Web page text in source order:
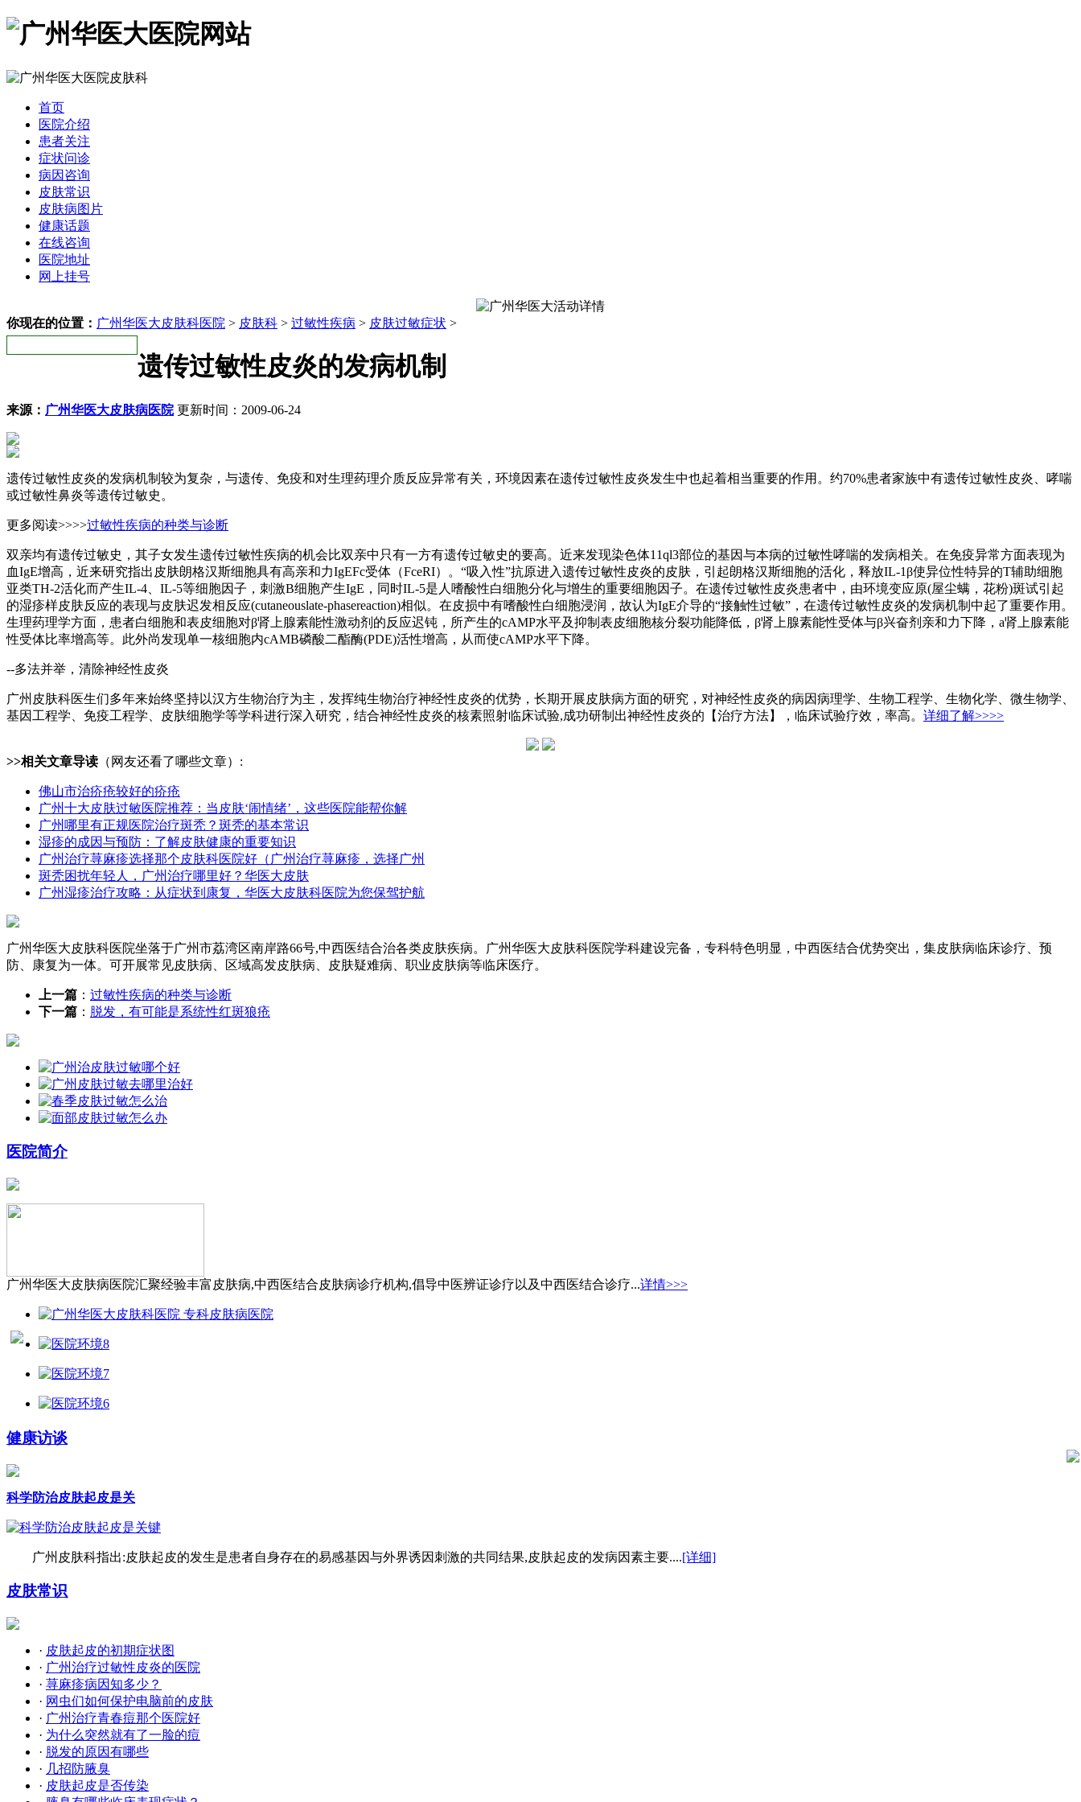
首页
医院介绍
患者关注
症状问诊
病因咨询
皮肤常识
皮肤病图片
健康话题
在线咨询
医院地址
网上挂号
你现在的位置： 广州华医大皮肤科医院 > 皮肤科 > 过敏性疾病 > 皮肤过敏症状 >
遗传过敏性皮炎的发病机制
来源： 广州华医大皮肤病医院更新时间：2009-06-24
遗传过敏性皮炎的发病机制较为复杂，与遗传、免疫和对生理药理介质反应异常有关，环境因素在遗传过敏性皮炎发生中也起着相当重要的作用。约70%患者家族中有遗传过敏性皮炎、哮喘
或过敏性鼻炎等遗传过敏史。
更多阅读>>>>过敏性疾病的种类与诊断
双亲均有遗传过敏史，其子女发生遗传过敏性疾病的机会比双亲中只有一方有遗传过敏史的要高。近来发现染色体11ql3部位的基因与本病的过敏性哮喘的发病相关。在免疫异常方面表现为
血IgE增高，近来研究指出皮肤朗格汉斯细胞具有高亲和力IgEFc受体（FceRI）。“吸入性”抗原进入遗传过敏性皮炎的皮肤，引起朗格汉斯细胞的活化，释放IL-1β使异位性特异的T辅助细胞
亚类TH-2活化而产生IL-4、IL-5等细胞因子，刺激B细胞产生IgE，同时IL-5是人嗜酸性白细胞分化与增生的重要细胞因子。在遗传过敏性皮炎患者中，由环境变应原(屋尘螨，花粉)斑试引起
的湿疹样皮肤反应的表现与皮肤迟发相反应(cutaneouslate-phasereaction)相似。在皮损中有嗜酸性白细胞浸润，故认为IgE介导的“接触性过敏”，在遗传过敏性皮炎的发病机制中起了重要作用。
生理药理学方面，患者白细胞和表皮细胞对β肾上腺素能性激动剂的反应迟钝，所产生的cAMP水平及抑制表皮细胞核分裂功能降低，β肾上腺素能性受体与β兴奋剂亲和力下降，a肾上腺素能
性受体比率增高等。此外尚发现单一核细胞内cAMB磷酸二酯酶(PDE)活性增高，从而使cAMP水平下降。
--多法并举，清除神经性皮炎
广州皮肤科医生们多年来始终坚持以汉方生物治疗为主，发挥纯生物治疗神经性皮炎的优势，长期开展皮肤病方面的研究，对神经性皮炎的病因病理学、生物工程学、生物化学、微生物学、
基因工程学、免疫工程学、皮肤细胞学等学科进行深入研究，结合神经性皮炎的核素照射临床试验,成功研制出神经性皮炎的【治疗方法】，临床试验疗效，率高。 详细了解>>>>
>>相关文章导读 （网友还看了哪些文章）:
佛山市治疥疮较好的疥疮
广州十大皮肤过敏医院推荐：当皮肤‘闹情绪’，这些医院能帮你解
广州哪里有正规医院治疗斑秃？斑秃的基本常识
湿疹的成因与预防：了解皮肤健康的重要知识
广州治疗荨麻疹选择那个皮肤科医院好（广州治疗荨麻疹，选择广州
斑秃困扰年轻人，广州治疗哪里好？华医大皮肤
广州湿疹治疗攻略：从症状到康复，华医大皮肤科医院为您保驾护航
广州华医大皮肤科医院坐落于广州市荔湾区南岸路66号,中西医结合治各类皮肤疾病。广州华医大皮肤科医院学科建设完备，专科特色明显，中西医结合优势突出，集皮肤病临床诊疗、预
防、康复为一体。可开展常见皮肤病、区域高发皮肤病、皮肤疑难病、职业皮肤病等临床医疗。
上一篇 ： 过敏性疾病的种类与诊断
下一篇 ： 脱发，有可能是系统性红斑狼疮
医院简介
广州华医大皮肤病医院汇聚经验丰富皮肤病,中西医结合皮肤病诊疗机构,倡导中医辨证诊疗以及中西医结合诊疗...详情>>>
健康访谈
科学防治皮肤起皮是关
广州皮肤科指出:皮肤起皮的发生是患者自身存在的易感基因与外界诱因刺激的共同结果,皮肤起皮的发病因素主要....[详细]
皮肤常识
· 皮肤起皮的初期症状图
· 广州治疗过敏性皮炎的医院
· 荨麻疹病因知多少？
· 网虫们如何保护电脑前的皮肤
· 广州治疗青春痘那个医院好
· 为什么突然就有了一脸的痘
· 脱发的原因有哪些
· 几招防腋臭
· 皮肤起皮是否传染